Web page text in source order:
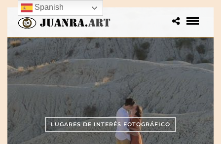
LUGARES DE INTERÉS FOTOGRÁFICO
Spanish